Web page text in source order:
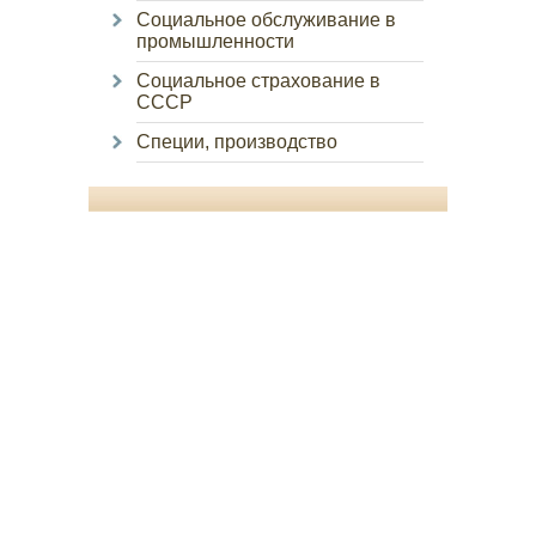
Социальное обслуживание в
промышленности
Социальное страхование в
СССР
Специи, производство